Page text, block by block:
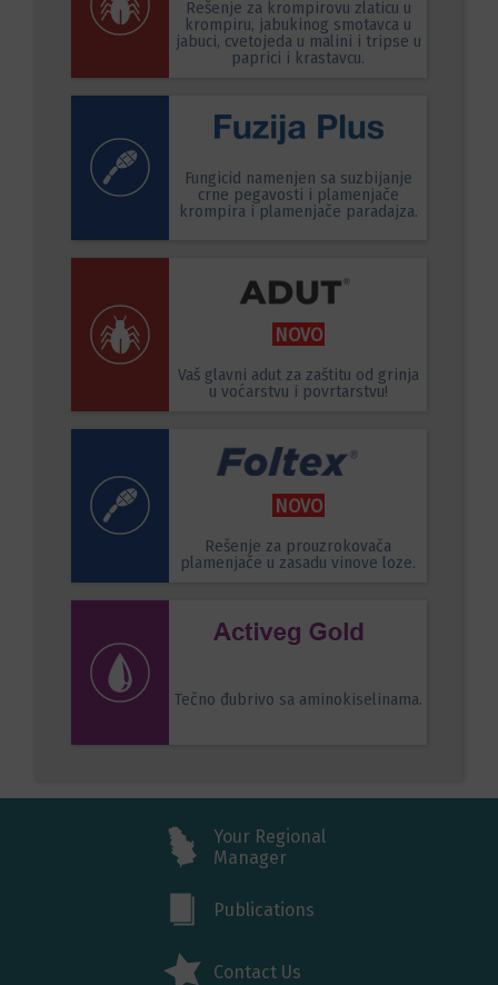
Rešenje za krompirovu zlaticu u
krompiru, jabukinog smotavca u
jabuci, cvetojeda u malini i tripse u
paprici i krastavcu.
Fungicid namenjen sa suzbijanje
crne pegavosti i plamenjače
krompira i plamenjače paradajza.
NOVO
Vaš glavni adut za zaštitu od grinja
u voćarstvu i povrtarstvu!
NOVO
Rešenje za prouzrokovača
plamenjače u zasadu vinove loze.
Tečno đubrivo sa aminokiselinama.
Your Regional
Manager
Publications
Contact Us